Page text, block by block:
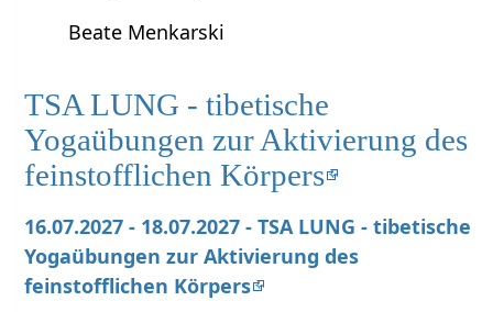
Beate Menkarski
TSA LUNG - tibetische
Yogaübungen zur Aktivierung des
feinstofflichen Körpers
16.07.2027 - 18.07.2027 - TSA LUNG - tibetische
Yogaübungen zur Aktivierung des
feinstofflichen Körpers